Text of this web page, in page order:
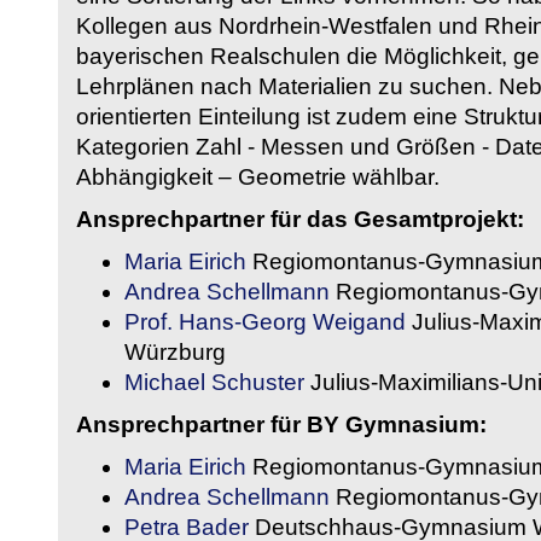
Kollegen aus Nordrhein-Westfalen und
bayerischen Realschulen die Möglichkeit,
Lehrplänen nach Materialien zu suchen.
orientierten Einteilung ist zudem eine
Kategorien Zahl - Messen und Größen -
Abhängigkeit – Geometrie wählbar.
Ansprechpartner für das Gesamtprojekt:
Maria Eirich Regiomontanus-
Andrea Schellmann Regiomontanus-
Prof. Hans-Georg Weigand Julius-
Würzburg
Michael Schuster Julius-Maximilians-
Ansprechpartner für BY Gymnasium:
Maria Eirich Regiomontanus-
Andrea Schellmann Regiomontanus-
Petra Bader Deutschhaus-Gymnasium